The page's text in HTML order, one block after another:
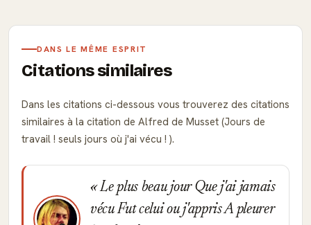
DANS LE MÊME ESPRIT
Citations similaires
Dans les citations ci-dessous vous trouverez des citations
similaires à la citation de Alfred de Musset (Jours de
travail ! seuls jours où j'ai vécu ! ).
Le plus beau jour Que j'ai jamais
vécu Fut celui ou j'appris A pleurer